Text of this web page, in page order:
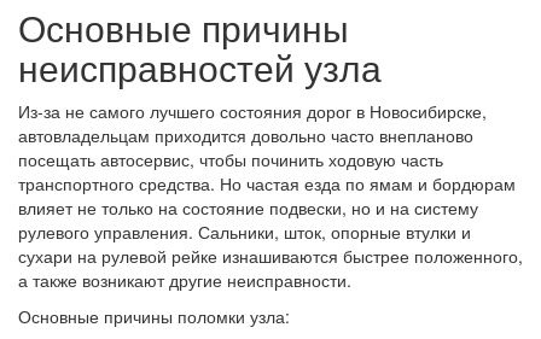
Основные причины
неисправностей узла
Из-за не самого лучшего состояния дорог в Новосибирске,
автовладельцам приходится довольно часто внепланово
посещать автосервис, чтобы починить ходовую часть
транспортного средства. Но частая езда по ямам и бордюрам
влияет не только на состояние подвески, но и на систему
рулевого управления. Сальники, шток, опорные втулки и
сухари на рулевой рейке изнашиваются быстрее положенного,
а также возникают другие неисправности.
Основные причины поломки узла: